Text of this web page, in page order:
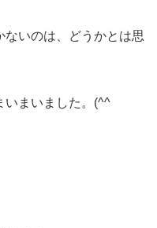
ないのは、どうかとは思
まいました。(^^ゞ